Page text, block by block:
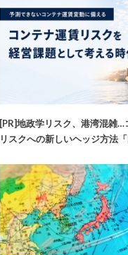
[PR]地政学リスク、港湾混雑…
リスクへの新しいヘッジ方法